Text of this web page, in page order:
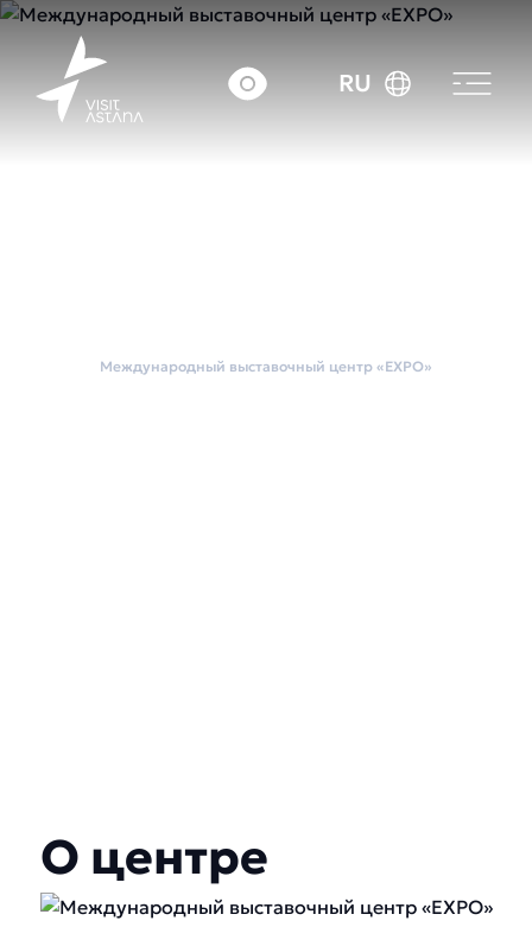
RU
Международный выставочный центр «EXPO»
О центре